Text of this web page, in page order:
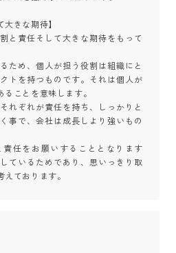
大きな期待】
と責任そして大きな期待をもって
ため、個人が担う役割は組織にと
トを持つものです。それは個人が
ことを意味します。
れぞれが責任を持ち、しっかりと
事で、会社は成長しより強いもの
任をお願いすることとなります
ているためであり、思いっきり取
ております。